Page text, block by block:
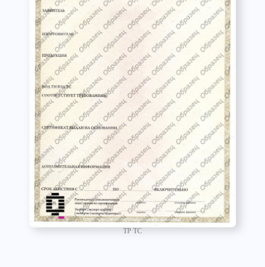
ТР ТС